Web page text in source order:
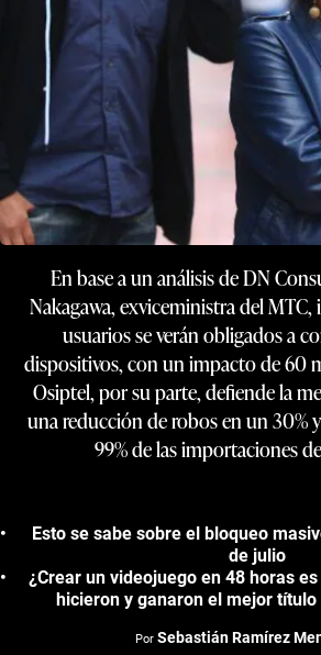
En base a un análisis de DN
Nakagawa, exviceministra del
usuarios se verán obligados a
dispositivos, con un impacto de 60
Osiptel, por su parte, defiende la
una reducción de robos en un 30%
99% de las importaciones
Esto se sabe sobre el bloqueo
de julio
¿Crear un videojuego en 48 horas
hicieron y ganaron el mejor
Por Sebastián Ramírez